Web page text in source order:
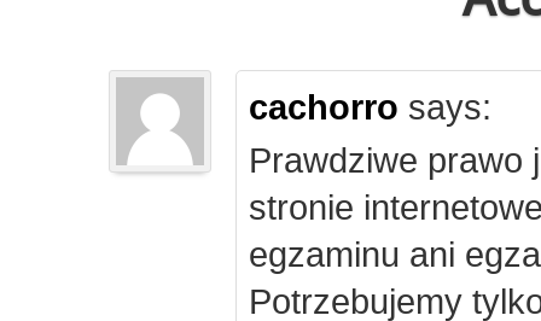
cachorro says:
Prawdziwe prawo
stronie
egzaminu ani
Potrzebujemy